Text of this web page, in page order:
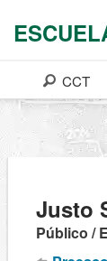
CCT
Justo
Público /